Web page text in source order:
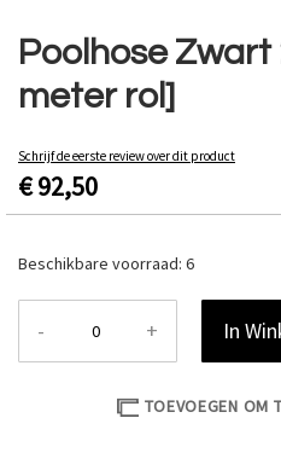
Poolhose Zwart
meter rol]
Schrijf de eerste review over dit product
€ 92,50
Beschikbare voorraad: 6
- + In
TOEVOEGEN OM
naar
het
begin
van
afbeeldingen-
gallerij